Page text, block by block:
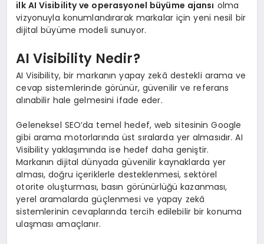
ilk AI Visibility ve operasyonel büyüme ajansı olma
vizyonuyla konumlandırarak markalar için yeni nesil bir
dijital büyüme modeli sunuyor.
AI Visibility Nedir?
AI Visibility, bir markanın yapay zekâ destekli arama ve
cevap sistemlerinde görünür, güvenilir ve referans
alınabilir hale gelmesini ifade eder.
Geleneksel SEO’da temel hedef, web sitesinin Google
gibi arama motorlarında üst sıralarda yer almasıdır. AI
Visibility yaklaşımında ise hedef daha geniştir.
Markanın dijital dünyada güvenilir kaynaklarda yer
alması, doğru içeriklerle desteklenmesi, sektörel
otorite oluşturması, basın görünürlüğü kazanması,
yerel aramalarda güçlenmesi ve yapay zekâ
sistemlerinin cevaplarında tercih edilebilir bir konuma
ulaşması amaçlanır.